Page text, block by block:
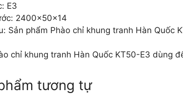
E3
2400x50x14
Sản phẩm Phào chỉ khung tranh Hàn Quốc
chỉ khung tranh Hàn Quốc KT50-E3 dùng
tương tự